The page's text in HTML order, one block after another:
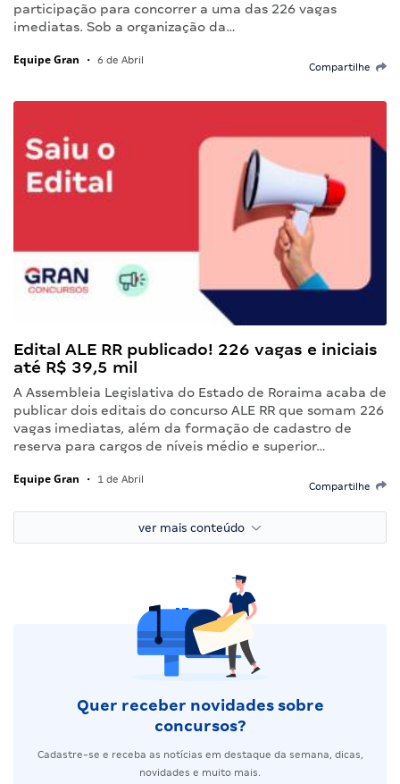
participação para concorrer a uma das 226 vagas
imediatas. Sob a organização da…
Equipe Gran • 6 de Abril
Compartilhe
Edital ALE RR publicado! 226 vagas e iniciais
até R$ 39,5 mil
A Assembleia Legislativa do Estado de Roraima acaba de
publicar dois editais do concurso ALE RR que somam 226
vagas imediatas, além da formação de cadastro de
reserva para cargos de níveis médio e superior…
Equipe Gran • 1 de Abril
Compartilhe
ver mais conteúdo
Quer receber novidades sobre
concursos?
Cadastre-se e receba as notícias em destaque da semana, dicas,
novidades e muito mais.